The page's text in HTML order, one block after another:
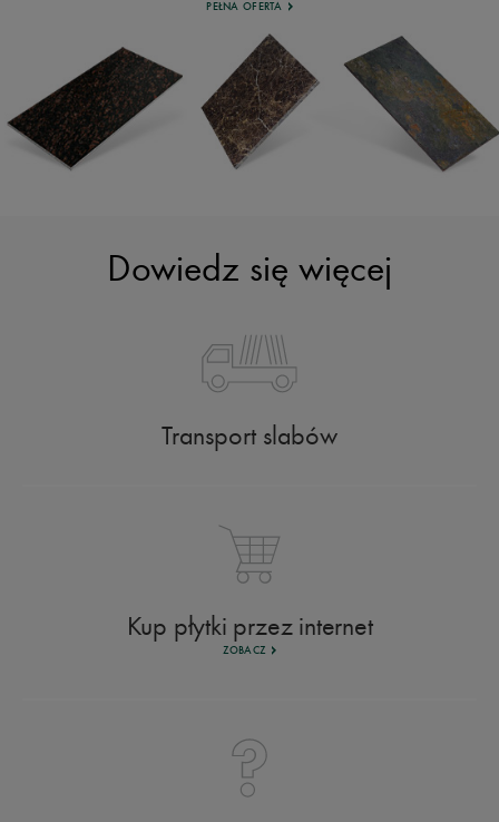
PEŁNA OFERTA
Dowiedz się więcej
Transport slabów
Kup płytki przez internet
ZOBACZ